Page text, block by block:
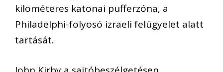
kilométeres katonai pufferzóna, a
Philadelphi-folyosó izraeli felügyelet alatt
tartását.